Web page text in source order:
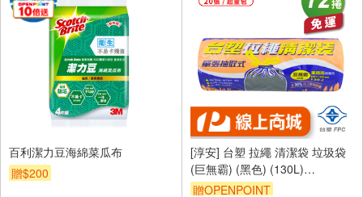
百利潔力豆海綿菜瓜布
贈$200
[淳安] 台塑 拉繩 清潔袋 垃圾袋
(巨無霸) (黑色) (130L)
(94*102cm) X 12捲 免運費
贈OPENPOINT